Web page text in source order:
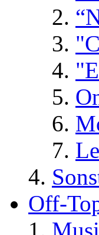
Off-